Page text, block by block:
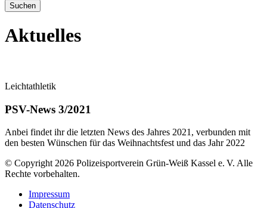
Suchen
Aktuelles
Leichtathletik
PSV-News 3/2021
Anbei findet ihr die letzten News des Jahres 2021, verbunden mit
den besten Wünschen für das Weihnachtsfest und das Jahr 2022
© Copyright 2026 Polizeisportverein Grün-Weiß Kassel e. V. Alle
Rechte vorbehalten.
Impressum
Datenschutz